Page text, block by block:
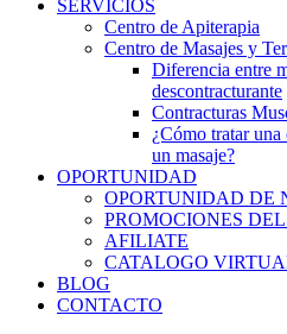
SERVICIOS
Centro de Apiterapia
Centro de Masajes y
Diferencia entre
descontracturante
Contracturas
¿Cómo tratar
un masaje?
OPORTUNIDAD
OPORTUNIDAD DE
PROMOCIONES DEL
AFILIATE
CATALOGO
BLOG
CONTACTO